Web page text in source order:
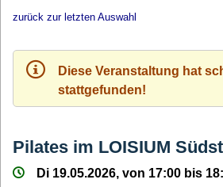
zurück zur letzten Auswahl
Diese Veranstaltung hat
stattgefunden!
Pilates im LOISIUM
Di 19.05.2026, von 17:00 bis